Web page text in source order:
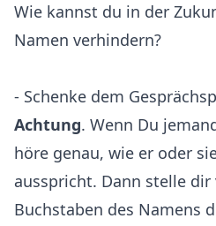
Wie kannst du in der
Namen verhindern?
- Schenke dem
Achtung. Wenn Du
höre genau, wie er oder
ausspricht. Dann stelle dir
Buchstaben des Namens